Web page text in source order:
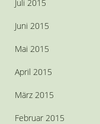
Juli 2015
Juni 2015
Mai 2015
April 2015
März 2015
Februar 2015